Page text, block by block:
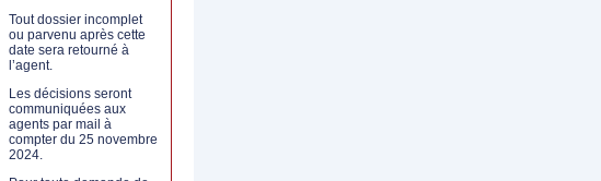
Tout dossier incomplet
ou parvenu après cette
date sera retourné à
l’agent.
Les décisions seront
communiquées aux
agents par mail à
compter du 25 novembre
2024.